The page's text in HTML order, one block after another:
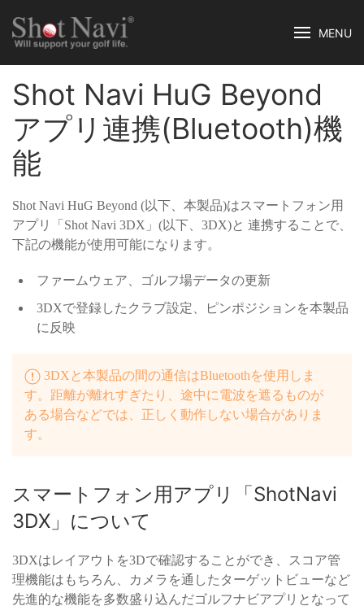
MENU
Shot Navi HuG Beyond
アプリ連携(Bluetooth)機
能
Shot Navi HuG Beyond (以下、本製品)はスマートフォン用
アプリ「Shot Navi 3DX」(以下、3DX)と 連携することで、
下記の機能が使用可能になります。
ファームウェア、ゴルフ場データの更新
3DXで登録したクラブ設定、ピンポジションを本製品
に反映
3DXと本製品の間の通信はBluetoothを使用しま
す。距離が離れすぎたり、途中に電波を遮るものが
ある場合などでは、正しく動作しない場合がありま
す。
スマートフォン用アプリ「ShotNavi
3DX」について
3DXはレイアウトを3Dで確認することができ、スコア管
理機能はもちろん、カメラを通したターゲットビューなど
先進的な機能を多数盛り込んだゴルフナビアプリとなって